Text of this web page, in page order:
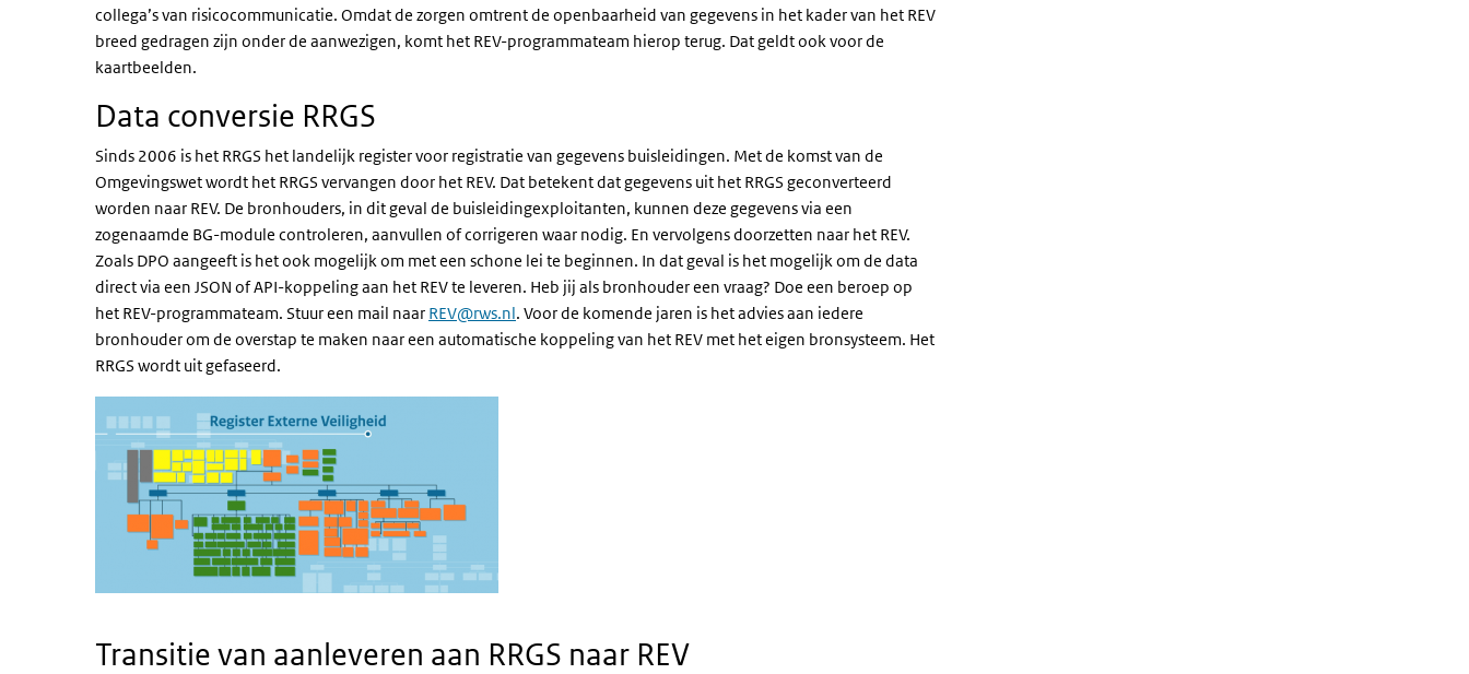
collega’s van risicocommunicatie. Omdat de zorgen omtrent de openbaarheid van gegevens in het kader van het REV
breed gedragen zijn onder de aanwezigen, komt het REV-programmateam hierop terug. Dat geldt ook voor de
kaartbeelden.
Data conversie RRGS
Sinds 2006 is het RRGS het landelijk register voor registratie van gegevens buisleidingen. Met de komst van de
Omgevingswet wordt het RRGS vervangen door het REV. Dat betekent dat gegevens uit het RRGS geconverteerd
worden naar REV. De bronhouders, in dit geval de buisleidingexploitanten, kunnen deze gegevens via een
zogenaamde BG-module controleren, aanvullen of corrigeren waar nodig. En vervolgens doorzetten naar het REV.
Zoals DPO aangeeft is het ook mogelijk om met een schone lei te beginnen. In dat geval is het mogelijk om de data
direct via een JSON of API-koppeling aan het REV te leveren. Heb jij als bronhouder een vraag? Doe een beroep op
het REV-programmateam. Stuur een mail naar REV@rws.nl. Voor de komende jaren is het advies aan iedere
bronhouder om de overstap te maken naar een automatische koppeling van het REV met het eigen bronsysteem. Het
RRGS wordt uit gefaseerd.
Transitie van aanleveren aan RRGS naar REV